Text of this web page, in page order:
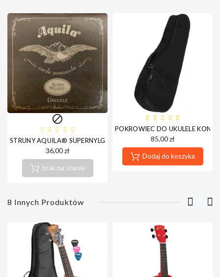

STRUNY AQUILA® SUPERNYLGUT (UKULELE KONCERTOWE)
36,00 zł
brak na stanie
POKROWIEC DO UKULELE
85,00 zł
Dodaj do koszyka
8 Innych Produktów